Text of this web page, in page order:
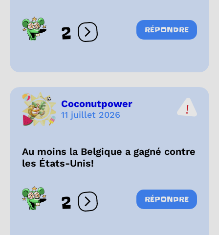
2 Ouvrir les réactions
RÉPONDRE
Coconutpower
11 juillet 2026
Au moins la Belgique a gagné contre
les États-Unis!
2 Ouvrir les réactions
RÉPONDRE